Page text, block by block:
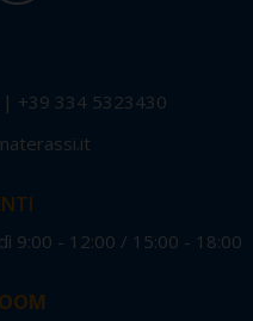
| +39 334 5323430
9:00 - 12:00 / 15:00 - 18:00